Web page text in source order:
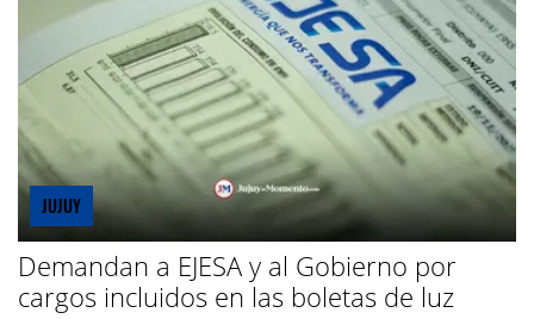
JUJUY
Demandan a EJESA y al Gobierno por
cargos incluidos en las boletas de luz